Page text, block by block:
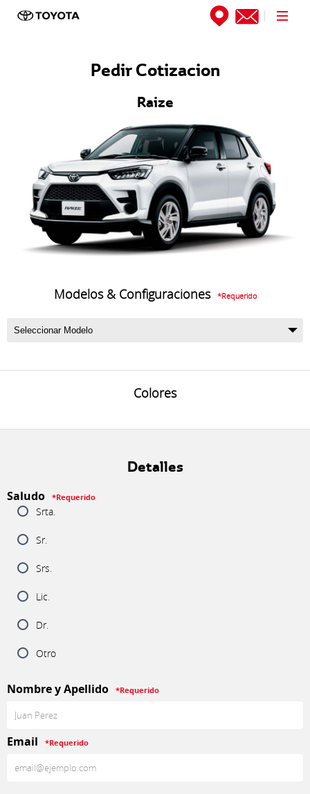
Pedir Cotizacion
Raize
Modelos & Configuraciones *Requerido
Colores
Detalles
Saludo *Requerido
Srta.
Sr.
Srs.
Lic.
Dr.
Otro
Nombre y Apellido *Requerido
Email *Requerido
Sucursales